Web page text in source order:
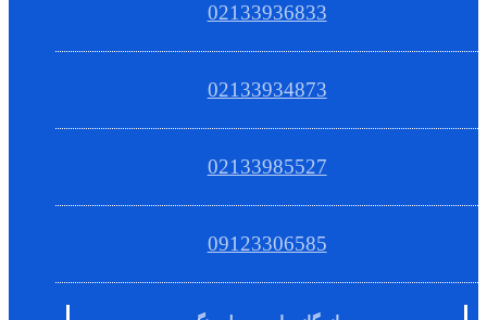
02133936833
02133934873
02133985527
09123306585